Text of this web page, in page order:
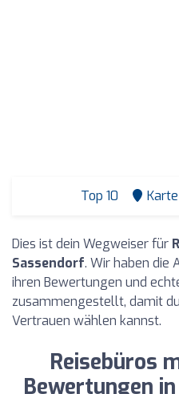
Top 10 Karte
Dies ist dein Wegweiser für
Sassendorf. Wir haben die
ihren Bewertungen und
zusammengestellt, damit
Vertrauen wählen kannst.
Reisebüros
Bewertungen